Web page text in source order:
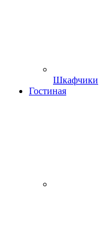
Шкафчики
Гостиная